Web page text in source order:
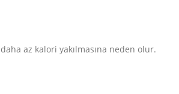
az kalori yakılmasına neden olur.